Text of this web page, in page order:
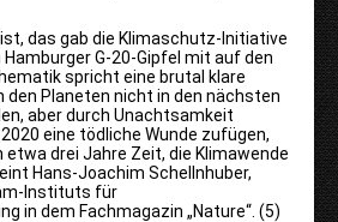
das gab die Klimaschutz-Initiative
Hamburger G-20-Gipfel mit auf den
spricht eine brutal klare
den Planeten nicht in den nächsten
aber durch Unachtsamkeit
eine tödliche Wunde zufügen,
etwa drei Jahre Zeit, die Klimawende
Hans-Joachim Schellnhuber,
Instituts für
in dem Fachmagazin „Nature“. (5)